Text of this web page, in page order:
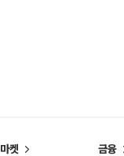
마켓 금융